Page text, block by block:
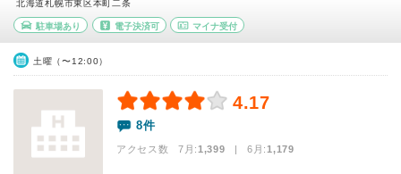
北海道札幌市東区本町二条
駐車場あり 電子決済可 マイナ受付
土曜（〜12:00）
4.17
8件
アクセス数 7月:1,399 | 6月:1,179